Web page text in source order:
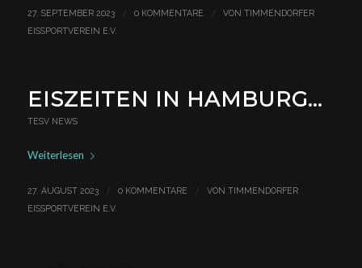
27. SEPTEMBER 2023 / 0 KOMMENTARE / VON TIMMENDORFER
EISSPORTVEREIN E.V.
EISZEITEN IN HAMBURG…
TESV NEWS
Weiterlesen
27. AUGUST 2023 / 0 KOMMENTARE / VON TIMMENDORFER
EISSPORTVEREIN E.V.